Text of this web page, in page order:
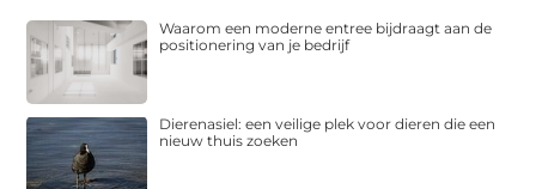
Waarom een moderne entree bijdraagt aan de
positionering van je bedrijf
Dierenasiel: een veilige plek voor dieren die een
nieuw thuis zoeken